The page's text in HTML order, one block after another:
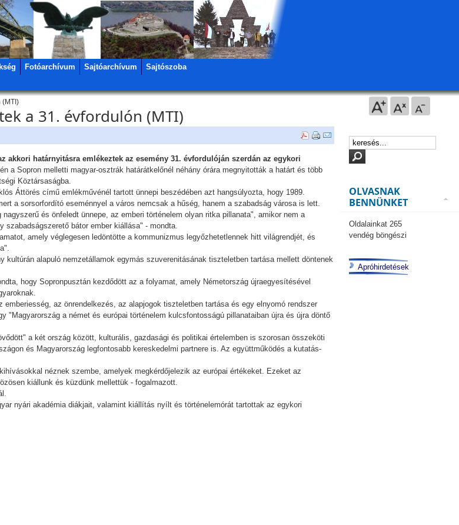
Fotóarchívum Sajtóarchívum
Sajtószoba
(MTI)
a 31. évfordulón (MTI)
akkori határnyitásra emlékeztek az esemény 31. évfordulóján szerdán az egykori
a Sopron melletti magyar-osztrák határátkelőnél néhány órára megnyitották a határt és több
Köztársaságba.
Áttörés című emlékművénél tartott ünnepi beszédében azt hangsúlyozta, hogy 1989.
a sorsorfordító eseménnyel a város nemcsak a hűség, hanem a szabadság városa is lett.
és önfeledt ünnepe, az emberi történelem olyan ritka pillanata", amikor nem a
bátor ember kiállása" - mondta.
amely véglegesen ledöntötte a kommunizmus legyőzhetetlennek hitt világrendjét, és
kultúrán alapuló nemzetállamok egymás szuverenitásának tiszteletben tartása mellett döntenek
hogy Sopronpusztán kezdődött az a folyamat, amely Németország újraegyesítésével
az önrendelkezés, az alapjogok tiszteletben tartása és egy elnyomó rendszer
a német és európai történelem kulcsfontosságú pillanataiban újra és újra döntő
a két ország között, kulturális, gazdasági és politikai értelemben is szorosan összeköti
és Magyarország legfontosabb kereskedelmi partnere is. Az együttműködés a kutatás-
néznek szembe, amelyek megkérdőjelezik az európai értékeket. Ezeket az
kiállunk és küzdünk mellettük - fogalmazott.
nyári akadémia diákjait, valamint kiállítás nyílt és történelemórát tartottak az egykori
OLVASNAK
BENNÜNKET
Oldalainkat 265
vendég böngészi
Apróhirdetések